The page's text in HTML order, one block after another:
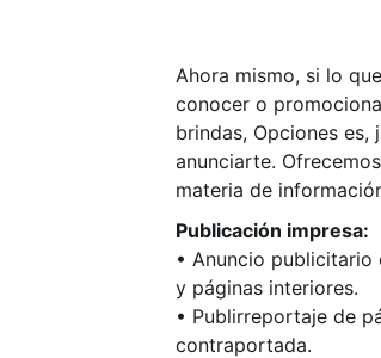
Ahora mismo, si lo
conocer o
brindas, Opciones es,
anunciarte.
materia de
Publicación impresa:
• Anuncio
y páginas interiores.
• Publirreportaje de
contraportada.